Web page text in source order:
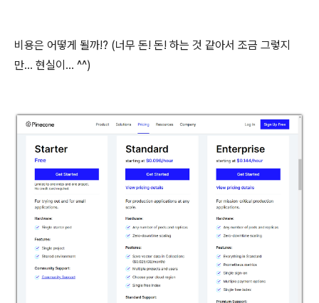
비용은 어떻게 될까!? (너무 돈! 돈! 하는 것 같아서 조금 그렇지
만... 현실이... ^^)